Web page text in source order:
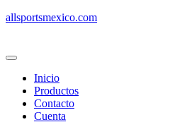
allsportsmexico.com
Inicio
Productos
Contacto
Cuenta